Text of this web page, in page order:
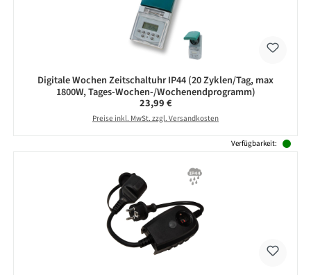
Digitale Wochen Zeitschaltuhr IP44 (20 Zyklen/Tag, max
1800W, Tages-Wochen-/Wochenendprogramm)
Regulärer Preis:
23,99 €
Preise inkl. MwSt. zzgl. Versandkosten
Verfügbarkeit: